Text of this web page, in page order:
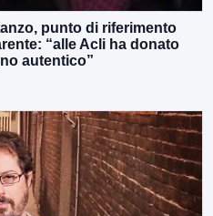
punto di riferimento
“alle Acli ha donato
autentico”